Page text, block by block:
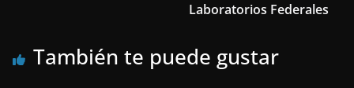
Laboratorios Federales
También te puede gustar